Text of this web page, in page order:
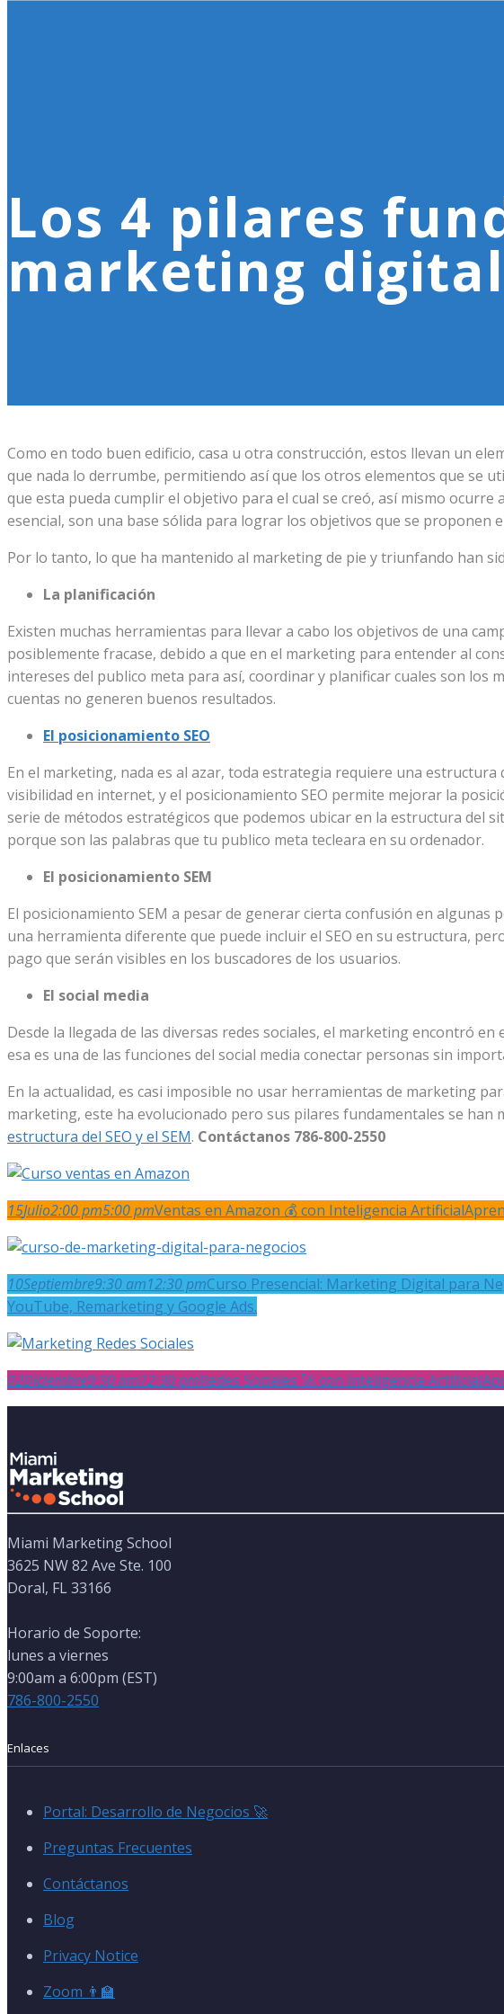
Los 4 pilares
marketing digital
Como en todo buen edificio, casa u otra construcción, estos llevan un
que nada lo derrumbe, permitiendo así que los otros elementos que se
que esta pueda cumplir el objetivo para el cual se creó, así mismo
esencial, son una base sólida para lograr los objetivos que se
Por lo tanto, lo que ha mantenido al marketing de pie y triunfando han
La planificación
Existen muchas herramientas para llevar a cabo los objetivos de una
posiblemente fracase, debido a que en el marketing para entender al
intereses del publico meta para así, coordinar y planificar cuales son los
cuentas no generen buenos resultados.
El posicionamiento SEO
En el marketing, nada es al azar, toda estrategia requiere una
visibilidad en internet, y el posicionamiento SEO permite mejorar la
serie de métodos estratégicos que podemos ubicar en la estructura del
porque son las palabras que tu publico meta tecleara en su ordenador.
El posicionamiento SEM
El posicionamiento SEM a pesar de generar cierta confusión en algunas
una herramienta diferente que puede incluir el SEO en su estructura,
pago que serán visibles en los buscadores de los usuarios.
El social media
Desde la llegada de las diversas redes sociales, el marketing encontró
esa es una de las funciones del social media conectar personas sin
En la actualidad, es casi imposible no usar herramientas de marketing
marketing, este ha evolucionado pero sus pilares fundamentales se
estructura del SEO y el SEM. Contáctanos 786-800-2550
15Julio2:00 pm5:00 pmVentas en Amazon 💰 con Inteligencia Artificial
10Septiembre9:30 am12:30 pmCurso Presencial: Marketing Digital para
YouTube, Remarketing y Google Ads.
02Diciembre9:30 am12:30 pmRedes Sociales 🚀 con Inteligencia Artificial
Miami Marketing School
3625 NW 82 Ave Ste. 100
Doral, FL 33166
Horario de Soporte:
lunes a viernes
9:00am a 6:00pm (EST)
786-800-2550
Enlaces
Portal: Desarrollo de Negocios 🚀
Preguntas Frecuentes
Contáctanos
Blog
Privacy Notice
Zoom 👨‍🏫